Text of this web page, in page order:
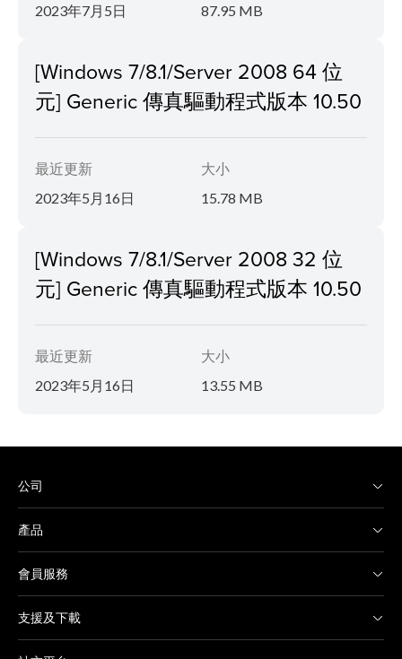
2023年7月5日
87.95 MB
[Windows 7/8.1/Server 2008 64 位
元] Generic 傳真驅動程式版本 10.50
最近更新
2023年5月16日
大小
15.78 MB
[Windows 7/8.1/Server 2008 32 位
元] Generic 傳真驅動程式版本 10.50
最近更新
2023年5月16日
大小
13.55 MB
公司
產品
會員服務
支援及下載